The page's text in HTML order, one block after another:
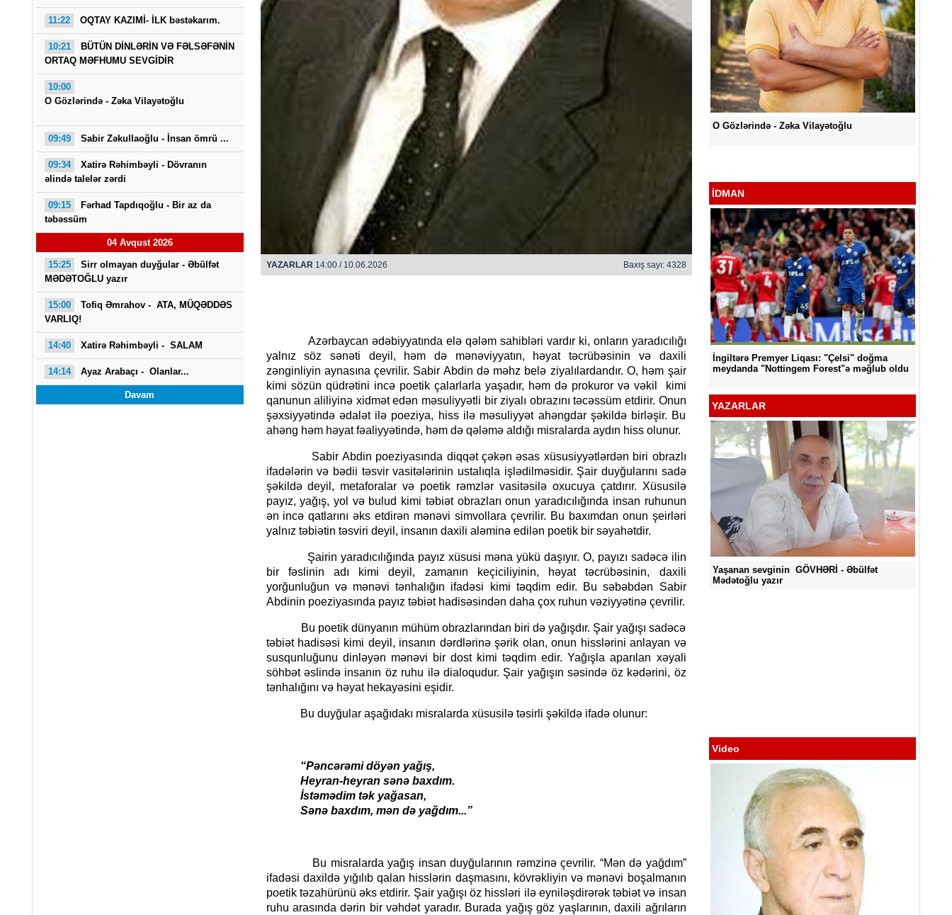
11:22 OQTAY KAZIMİ- İLK bəstəkarım.
10:21
BÜTÜN DİNLƏRİN VƏ FƏLSƏFƏNİN
ORTAQ MƏFHUMU SEVGİDİR
10:00
O Gözlərində - Zəka Vilayətoğlu
09:49 Sabir Zəkullaoğlu - İnsan ömrü ...
09:34
Xatirə Rəhimbəyli - Dövranın
əlində talelər zərdi
09:15
Fərhad Tapdıqoğlu - Bir az da
təbəssüm
04 Avqust 2026
15:25
Sirr olmayan duyğular - Əbülfət
MƏDƏTOĞLU yazır
15:00 Tofiq Əmrahov - ATA, MÜQƏDDƏS
VARLIQ!
14:40 Xatirə Rəhimbəyli - SALAM
14:14 Ayaz Arabaçı - Olanlar...
Davam
YAZARLAR 14:00 / 10.06.2026 Baxış sayı: 4328
Azərbaycan ədəbiyyatında elə qələm sahibləri vardır ki, onların yaradıcılığı
yalnız söz sənəti deyil, həm də mənəviyyatın, həyat təcrübəsinin və daxili
zənginliyin aynasına çevrilir. Sabir Abdin də məhz belə ziyalılardandır. O, həm şair
kimi sözün qüdrətini incə poetik çalarlarla yaşadır, həm də prokuror və vəkil kimi
qanunun aliliyinə xidmət edən məsuliyyətli bir ziyalı obrazını təcəssüm etdirir. Onun
şəxsiyyətində ədalət ilə poeziya, hiss ilə məsuliyyət ahəngdar şəkildə birləşir. Bu
ahəng həm həyat fəaliyyətində, həm də qələmə aldığı misralarda aydın hiss olunur.
Sabir Abdin poeziyasında diqqət çəkən əsas xüsusiyyətlərdən biri obrazlı
ifadələrin və bədii təsvir vasitələrinin ustalıqla işlədilməsidir. Şair duyğularını sadə
şəkildə deyil, metaforalar və poetik rəmzlər vasitəsilə oxucuya çatdırır. Xüsusilə
payız, yağış, yol və bulud kimi təbiət obrazları onun yaradıcılığında insan ruhunun
ən incə qatlarını əks etdirən mənəvi simvollara çevrilir. Bu baxımdan onun şeirləri
yalnız təbiətin təsviri deyil, insanın daxili aləminə edilən poetik bir səyahətdir.
Şairin yaradıcılığında payız xüsusi məna yükü daşıyır. O, payızı sadəcə ilin
bir fəslinin adı kimi deyil, zamanın keçiciliyinin, həyat təcrübəsinin, daxili
yorğunluğun və mənəvi tənhalığın ifadəsi kimi təqdim edir. Bu səbəbdən Sabir
Abdinin poeziyasında payız təbiət hadisəsindən daha çox ruhun vəziyyətinə çevrilir.
Bu poetik dünyanın mühüm obrazlarından biri də yağışdır. Şair yağışı sadəcə
təbiət hadisəsi kimi deyil, insanın dərdlərinə şərik olan, onun hisslərini anlayan və
susqunluğunu dinləyən mənəvi bir dost kimi təqdim edir. Yağışla aparılan xəyali
söhbət əslində insanın öz ruhu ilə dialoqudur. Şair yağışın səsində öz kədərini, öz
tənhalığını və həyat hekayəsini eşidir.
Bu duyğular aşağıdakı misralarda xüsusilə təsirli şəkildə ifadə olunur:
“Pəncərəmi döyən yağış,
Heyran-heyran sənə baxdım.
İstəmədim tək yağasan,
Sənə baxdım, mən də yağdım...”
Bu misralarda yağış insan duyğularının rəmzinə çevrilir. “Mən də yağdım”
ifadəsi daxildə yığılıb qalan hisslərin daşmasını, kövrəkliyin və mənəvi boşalmanın
poetik təzahürünü əks etdirir. Şair yağışı öz hissləri ilə eyniləşdirərək təbiət və insan
ruhu arasında dərin bir vəhdət yaradır. Burada yağış göz yaşlarının, daxili ağrıların
O Gözlərində - Zəka Vilayətoğlu
O Gözlərində - Zəka Vilayətoğlu
İDMAN
"Neftçi" klubunun şikayəti rədd edildi
İngiltərə Premyer Liqası: "Çelsi" doğma
meydanda "Nottingem Forest"ə məğlub oldu
YAZARLAR
BÜTÜN DİNLƏRİN VƏ FƏLSƏFƏNİN ORTAQ
MƏFHUMU SEVGİDİR
Yaşanan sevginin GÖVHƏRİ - Əbülfət
Mədətoğlu yazır
Video